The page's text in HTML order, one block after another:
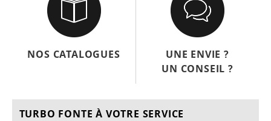
NOS CATALOGUES
UNE ENVIE ?
UN CONSEIL ?
TURBO FONTE À VOTRE SERVICE